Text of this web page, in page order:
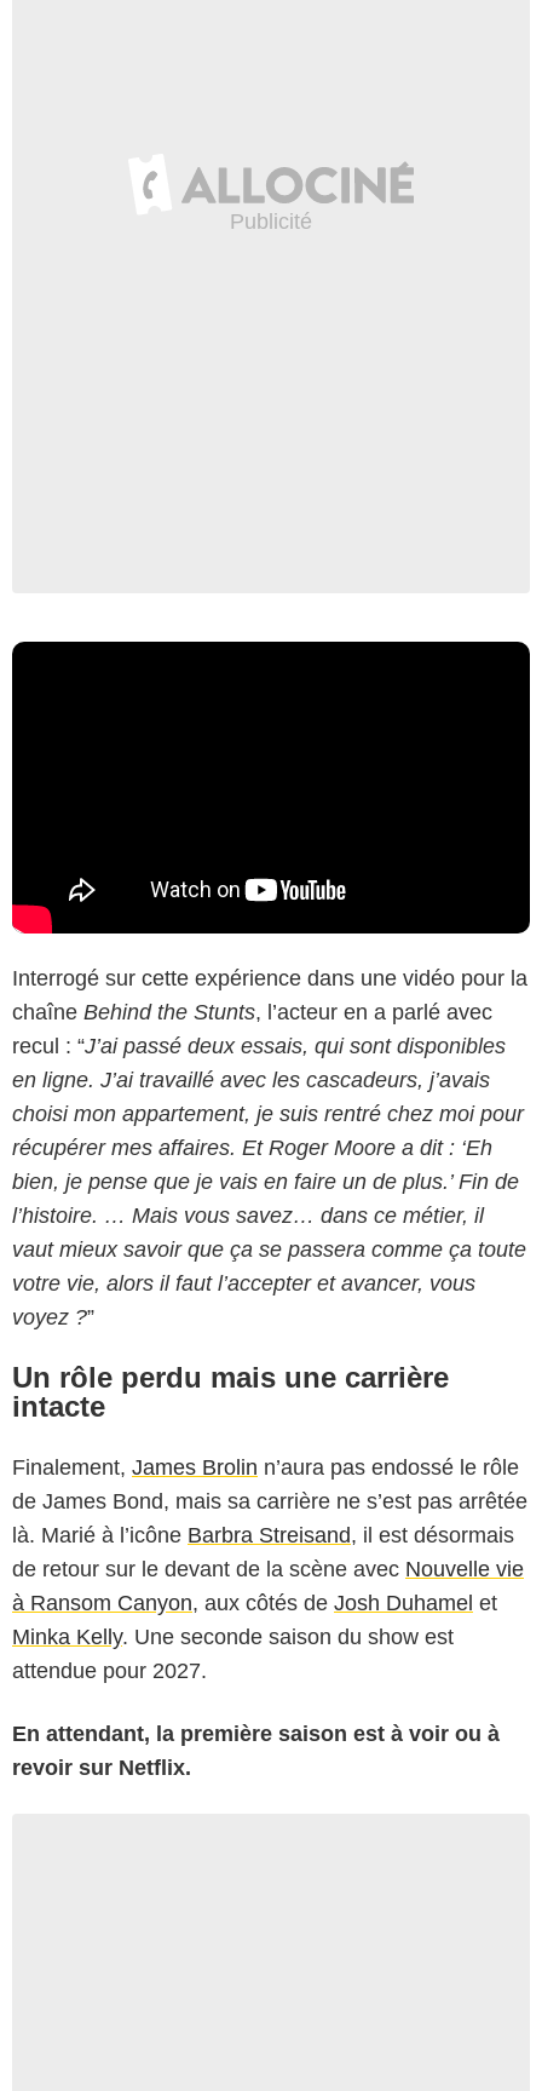
Interrogé sur cette expérience dans une vidéo pour la
chaîne Behind the Stunts, l’acteur en a parlé avec
recul : “J’ai passé deux essais, qui sont disponibles
en ligne. J’ai travaillé avec les cascadeurs, j’avais
choisi mon appartement, je suis rentré chez moi pour
récupérer mes affaires. Et Roger Moore a dit : ‘Eh
bien, je pense que je vais en faire un de plus.’ Fin de
l’histoire. … Mais vous savez… dans ce métier, il
vaut mieux savoir que ça se passera comme ça toute
votre vie, alors il faut l’accepter et avancer, vous
voyez ?”
Un rôle perdu mais une carrière
intacte
Finalement, James Brolin n’aura pas endossé le rôle
de James Bond, mais sa carrière ne s’est pas arrêtée
là. Marié à l’icône Barbra Streisand, il est désormais
de retour sur le devant de la scène avec Nouvelle vie
à Ransom Canyon, aux côtés de Josh Duhamel et
Minka Kelly. Une seconde saison du show est
attendue pour 2027.
En attendant, la première saison est à voir ou à
revoir sur Netflix.